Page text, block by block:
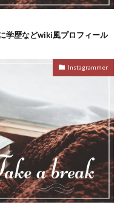
学歴などwiki風プロフィール
Instagrammer